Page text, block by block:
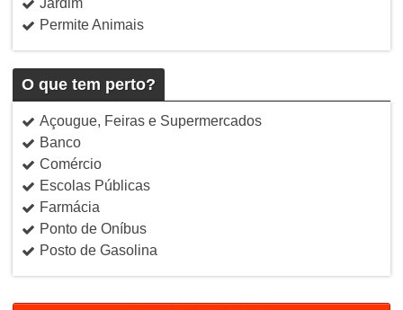
Permite Animais
O que tem perto?
Açougue, Feiras e Supermercados
Banco
Comércio
Escolas Públicas
Farmácia
Ponto de Oníbus
Posto de Gasolina